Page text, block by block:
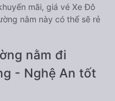
mãi, giá vé Xe Đô
nằm này có thể sẽ rẻ
nằm đi
- Nghệ An tốt